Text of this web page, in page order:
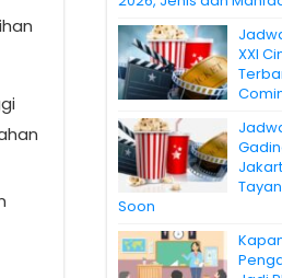
XXI
Soon